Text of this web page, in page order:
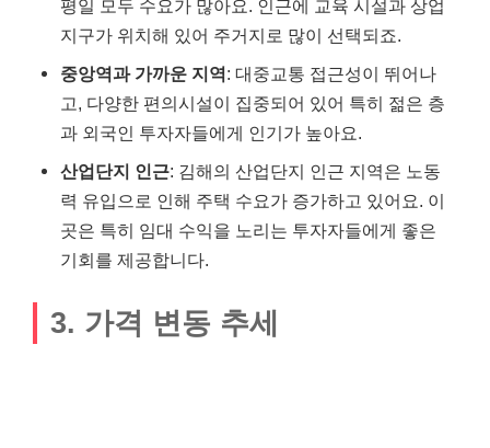
평일 모두 수요가 많아요. 인근에 교육 시설과 상업
지구가 위치해 있어 주거지로 많이 선택되죠.
중앙역과 가까운 지역: 대중교통 접근성이 뛰어나
고, 다양한 편의시설이 집중되어 있어 특히 젊은 층
과 외국인 투자자들에게 인기가 높아요.
산업단지 인근: 김해의 산업단지 인근 지역은 노동
력 유입으로 인해 주택 수요가 증가하고 있어요. 이
곳은 특히 임대 수익을 노리는 투자자들에게 좋은
기회를 제공합니다.
3. 가격 변동 추세